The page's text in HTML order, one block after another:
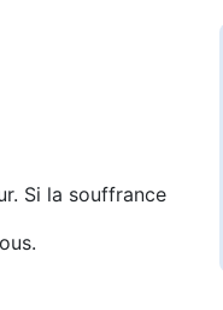
Si la souffrance